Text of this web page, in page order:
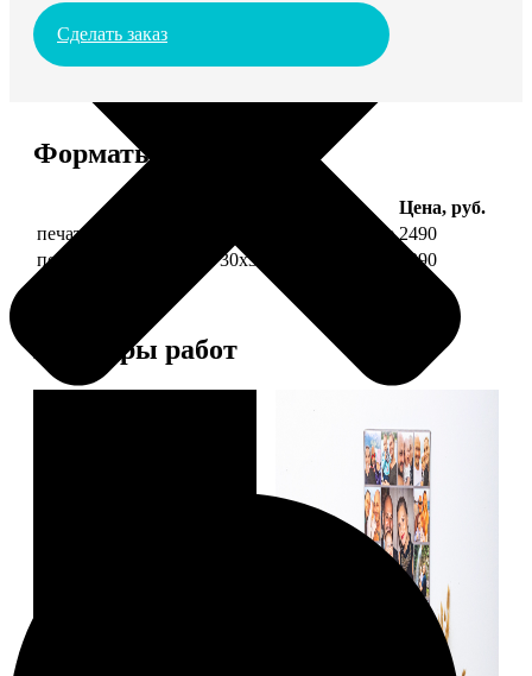
Сделать заказ
Форматы и цены
Цена, руб.
печать фото на холсте 30х30 на подрамнике 2490
печать фото на холсте 30х30 в раме
4990
Примеры работ